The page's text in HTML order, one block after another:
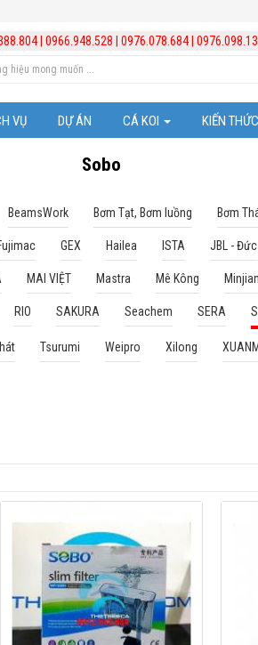
|0966.948.528 |0976.078.684|
VỤ DỰ ÁN CÁ KOI KIẾN THỨC
Những chú
Kiến thức
Kiến thức
Sobo
BeamsWork Bơm Tạt, Bơm luồng Bơm
GEX Hailea ISTA JBL - Đức
MAI VIỆT Mastra Mê Kông
RIO SAKURA Seachem SERA
Tsurumi Weipro Xilong